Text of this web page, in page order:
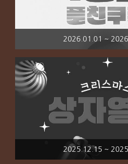
2026.01.01 ~
2025.12.15 ~